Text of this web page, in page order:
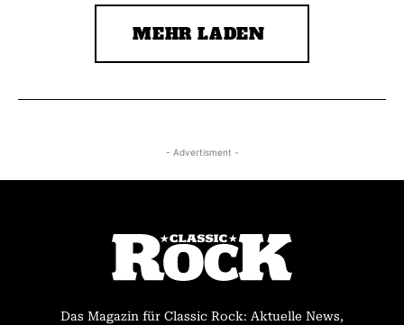
MEHR LADEN
- Advertisment -
Das Magazin für Classic Rock: Aktuelle News,